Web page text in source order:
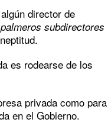
director de
palmeros subdirectores
es rodearse de los
privada como para
en el Gobierno.